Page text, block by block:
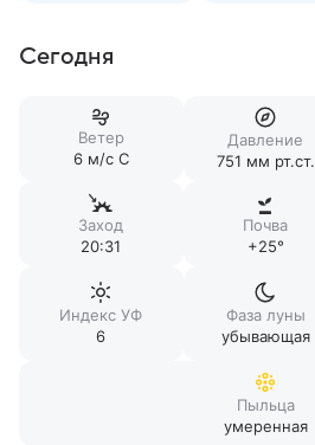
Сегодня
Ветер
6 м/c С
Давление
751 мм рт.ст.
Заход
20:31
Почва
+25°
Индекс УФ
6
Фаза луны
убывающая
Пыльца
умеренная